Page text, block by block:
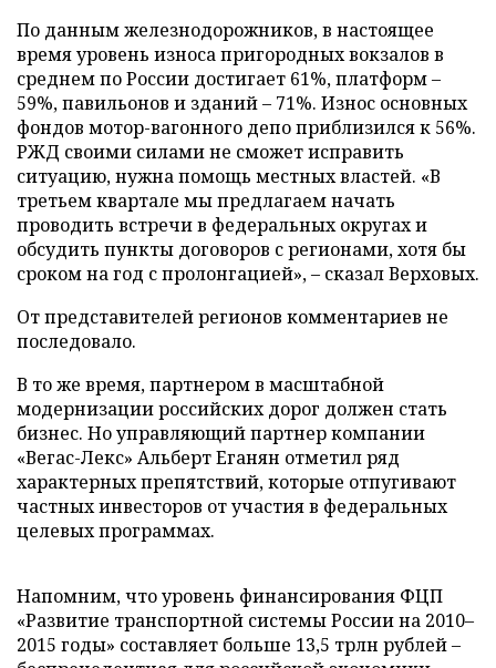
По данным железнодорожников, в настоящее
время уровень износа пригородных вокзалов в
среднем по России достигает 61%, платформ –
59%, павильонов и зданий – 71%. Износ основных
фондов мотор-вагонного депо приблизился к 56%.
РЖД своими силами не сможет исправить
ситуацию, нужна помощь местных властей. «В
третьем квартале мы предлагаем начать
проводить встречи в федеральных округах и
обсудить пункты договоров с регионами, хотя бы
сроком на год с пролонгацией», – сказал Верховых.
От представителей регионов комментариев не
последовало.
В то же время, партнером в масштабной
модернизации российских дорог должен стать
бизнес. Но управляющий партнер компании
«Вегас-Лекс» Альберт Еганян отметил ряд
характерных препятствий, которые отпугивают
частных инвесторов от участия в федеральных
целевых программах.
Напомним, что уровень финансирования ФЦП
«Развитие транспортной системы России на 2010–
2015 годы» составляет больше 13,5 трлн рублей –